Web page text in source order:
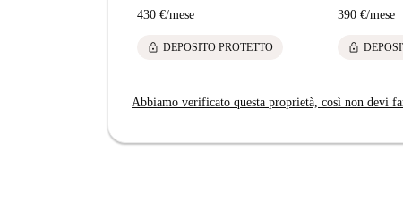
430 €/mese
lock DEPOSITO PROTETTO
390 €/mese
lock
Abbiamo verificato questa proprietà, così non devi